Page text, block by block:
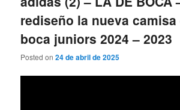
rediseño la nueva camisa
boca juniors 2024 – 2023
Posted on24 de abril de 2025